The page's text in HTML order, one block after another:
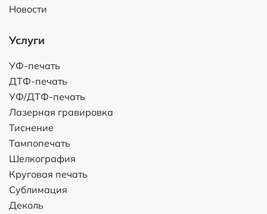
Новости
Услуги
УФ-печать
ДТФ-печать
УФ/ДТФ-печать
Лазерная гравировка
Тиснение
Тампопечать
Шелкография
Круговая печать
Сублимация
Деколь